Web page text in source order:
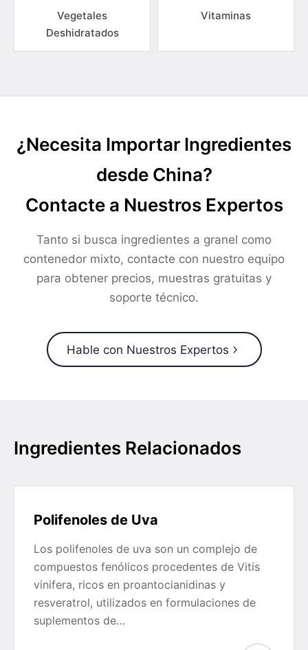
Vegetales
Deshidratados
Vitaminas
¿Necesita Importar Ingredientes
desde China?
Contacte a Nuestros Expertos
Tanto si busca ingredientes a granel como
contenedor mixto, contacte con nuestro equipo
para obtener precios, muestras gratuitas y
soporte técnico.
Hable con Nuestros Expertos
Ingredientes Relacionados
Polifenoles de Uva
Los polifenoles de uva son un complejo de
compuestos fenólicos procedentes de Vitis
vinifera, ricos en proantocianidinas y
resveratrol, utilizados en formulaciones de
suplementos de…